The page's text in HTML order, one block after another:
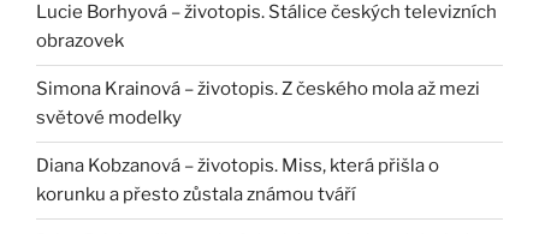
Lucie Borhyová – životopis. Stálice českých televizních
obrazovek
Simona Krainová – životopis. Z českého mola až mezi
světové modelky
Diana Kobzanová – životopis. Miss, která přišla o
korunku a přesto zůstala známou tváří